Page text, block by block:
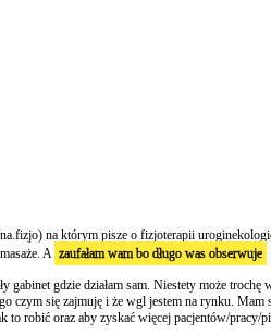
na którym pisze o fizjoterapii
A zaufałam wam bo długo was obserwuje
gdzie działam sam. Niestety może
czym się zajmuję i że wgl jestem na rynku.
robić oraz aby zyskać więcej pacjentów/